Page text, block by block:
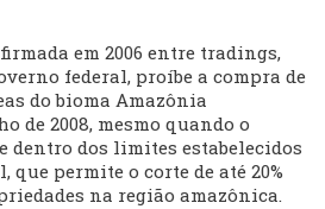
em 2006 entre tradings,
federal, proíbe a compra de
do bioma Amazônia
de 2008, mesmo quando o
dentro dos limites estabelecidos
que permite o corte de até 20%
na região amazônica.